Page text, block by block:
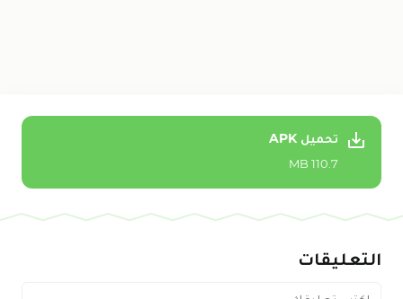
تحميل APK
110.7 MB
التعليقات